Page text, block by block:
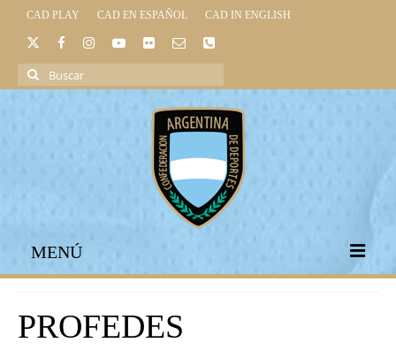
CAD PLAY CAD EN ESPAÑOL CAD IN ENGLISH
Buscar
por:
MENÚ
INSTITUCIONAL
PROFEDES